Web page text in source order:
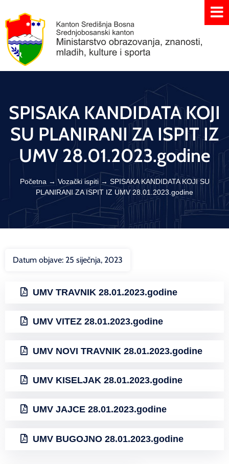
SPISAKA KANDIDATA KOJI
SU PLANIRANI ZA ISPIT IZ
UMV 28.01.2023.godine
Početna →Vozački ispiti→ SPISAKA KANDIDATA KOJI SU
PLANIRANI ZA ISPIT IZ UMV 28.01.2023.godine
Datum objave: 25 siječnja, 2023
UMV TRAVNIK 28.01.2023.godine
UMV VITEZ 28.01.2023.godine
UMV NOVI TRAVNIK 28.01.2023.godine
UMV KISELJAK 28.01.2023.godine
UMV JAJCE 28.01.2023.godine
UMV BUGOJNO 28.01.2023.godine